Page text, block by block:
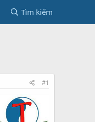
Tìm kiếm
#1